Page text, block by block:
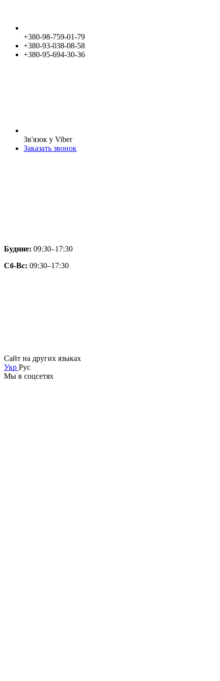
+380-98-759-01-79
+380-93-038-08-58
+380-95-694-30-36
Зв'язок у Viber
Заказать звонок
Будние: 09:30–17:30
Сб-Вс: 09:30–17:30
Сайт на других языках
Укр Рус
Мы в соцсетях